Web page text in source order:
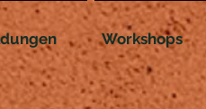
Workshops